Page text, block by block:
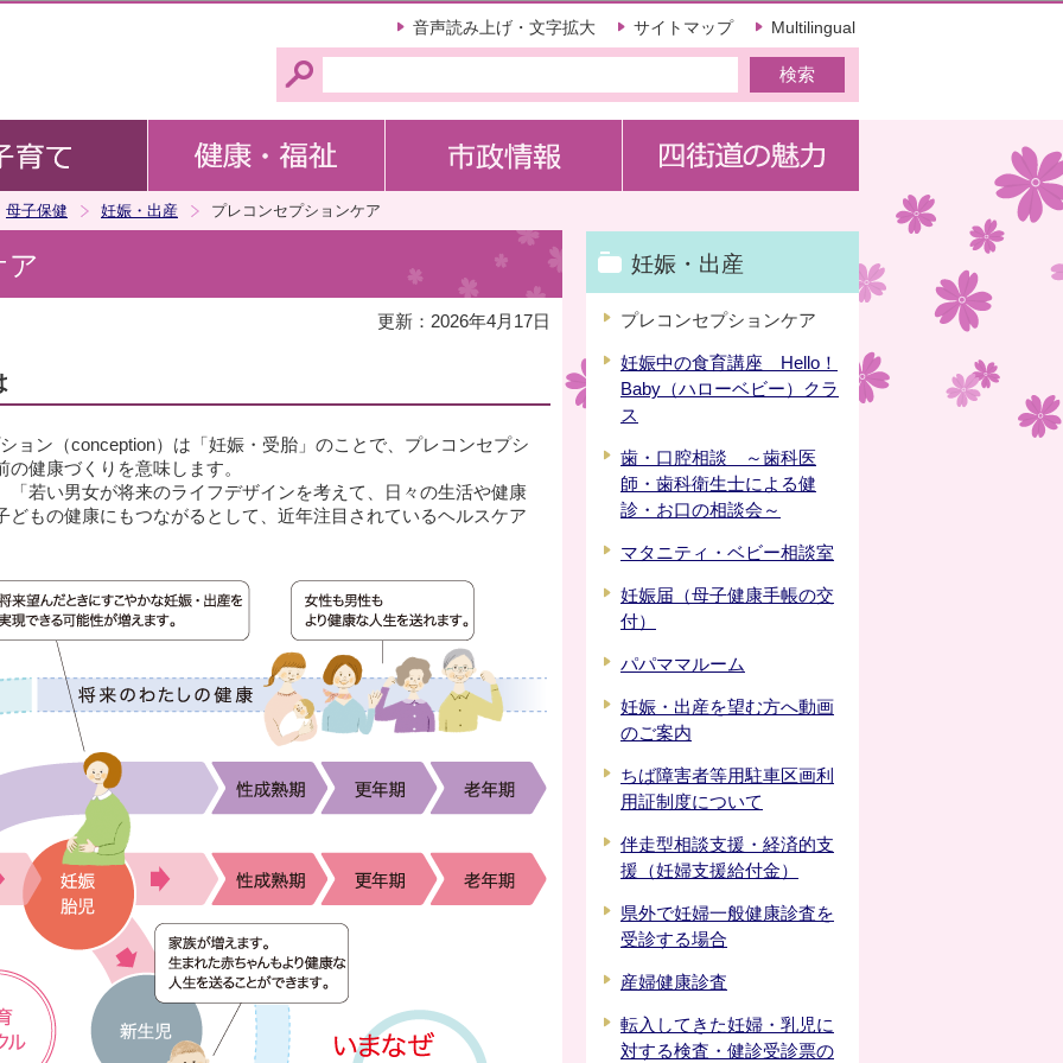
音声読み上げ・文字拡大 サイトマップ Multilingual
母子保健 妊娠・出産 プレコンセプションケア
ア
更新：2026年4月17日
ョン（conception）は「妊娠・受胎」のことで、プレコンセプシ
健康づくりを意味します。
「若い男女が将来のライフデザインを考えて、日々の生活や健康
どもの健康にもつながるとして、近年注目されているヘルスケア
妊娠・出産
プレコンセプションケア
妊娠中の食育講座 Hello！
Baby（ハローベビー）クラ
ス
歯・口腔相談 ～歯科医
師・歯科衛生士による健
診・お口の相談会～
マタニティ・ベビー相談室
妊娠届（母子健康手帳の交
付）
パパママルーム
妊娠・出産を望む方へ動画
のご案内
ちば障害者等用駐車区画利
用証制度について
伴走型相談支援・経済的支
援（妊婦支援給付金）
県外で妊婦一般健康診査を
受診する場合
産婦健康診査
転入してきた妊婦・乳児に
対する検査・健診受診票の